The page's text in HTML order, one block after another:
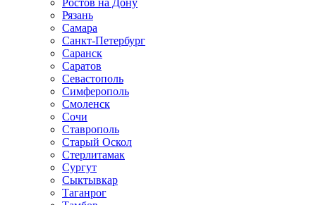
Ростов на Дону
Рязань
Самара
Санкт-Петербург
Саранск
Саратов
Севастополь
Симферополь
Смоленск
Сочи
Ставрополь
Старый Оскол
Стерлитамак
Сургут
Сыктывкар
Таганрог